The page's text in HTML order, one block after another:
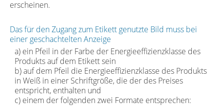
erscheinen.
Das für den Zugang zum Etikett genutzte Bild muss bei
einer geschachtelten Anzeige
a) ein Pfeil in der Farbe der Energieeffizienzklasse des
Produkts auf dem Etikett sein
b) auf dem Pfeil die Energieeffizienzklasse des Produkts
in Weiß in einer Schriftgröße, die der des Preises
entspricht, enthalten und
c) einem der folgenden zwei Formate entsprechen: